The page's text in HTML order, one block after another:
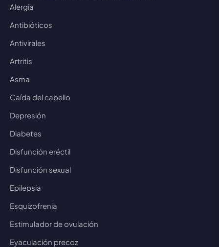
Alergia
Antibióticos
Antivirales
Artritis
Asma
Caída del cabello
Depresión
Diabetes
Disfunción eréctil
Disfunción sexual
Epilepsia
Esquizofrenia
Estimulador de ovulación
Eyaculación precoz